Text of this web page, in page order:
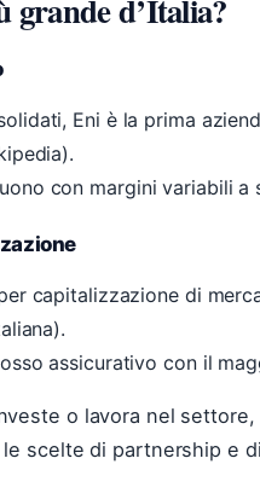
grande d’Italia?
Eni è la prima
con margini variabili
capitalizzazione di
assicurativo con il
o lavora nel
scelte di partnership e